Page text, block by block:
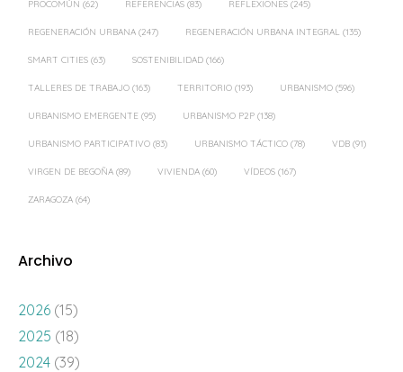
PROCOMÚN (62) REFERENCIAS (83) REFLEXIONES (245)
REGENERACIÓN URBANA (247) REGENERACIÓN URBANA INTEGRAL (135)
SMART CITIES (63) SOSTENIBILIDAD (166)
TALLERES DE TRABAJO (163) TERRITORIO (193) URBANISMO (596)
URBANISMO EMERGENTE (95) URBANISMO P2P (138)
URBANISMO PARTICIPATIVO (83) URBANISMO TÁCTICO (78) VDB (91)
VIRGEN DE BEGOÑA (89) VIVIENDA (60) VÍDEOS (167)
ZARAGOZA (64)
Archivo
2026 (15)
2025 (18)
2024 (39)